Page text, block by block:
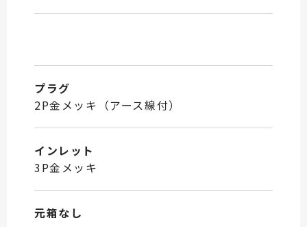
プラグ
2P金メッキ（アース線付）
インレット
3P金メッキ
元箱なし